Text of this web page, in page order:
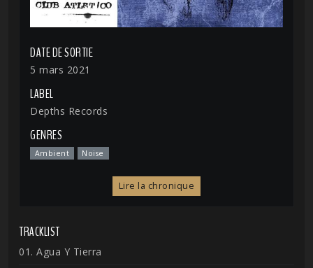
DATE DE SORTIE
5 mars 2021
LABEL
Depths Records
GENRES
Ambient Noise
Lire la chronique
TRACKLIST
01. Agua Y Tierra